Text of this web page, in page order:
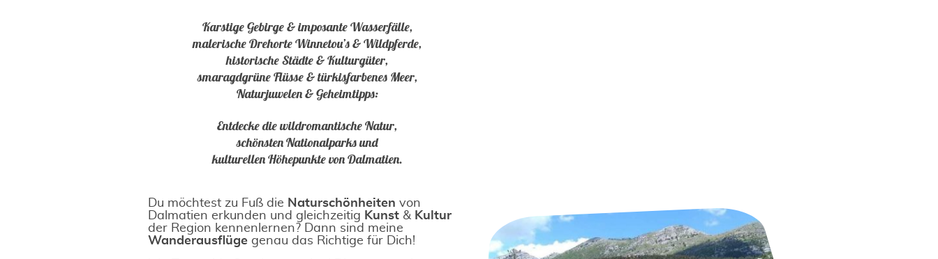
Karstige Gebirge & imposante Wasserfälle,
malerische Drehorte Winnetou’s & Wildpferde,
historische Städte & Kulturgüter,
smaragdgrüne Flüsse & türkisfarbenes Meer,
Naturjuwelen & Geheimtipps:
Entdecke die wildromantische Natur,
schönsten Nationalparks und
kulturellen Höhepunkte von Dalmatien.
Du möchtest zu Fuß die Naturschönheiten von
Dalmatien erkunden und gleichzeitig Kunst & Kultur
der Region kennenlernen? Dann sind meine
Wanderausflüge genau das Richtige für Dich!